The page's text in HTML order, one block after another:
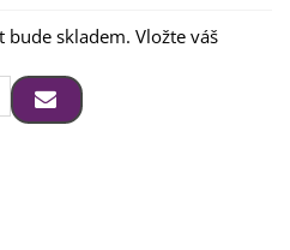
skladem. Vložte váš